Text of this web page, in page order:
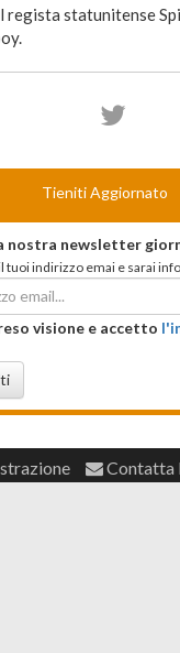
regista statunitense
Tieniti Aggiornato
nostra newsletter
tuoi indirizzo emai e sarai
visione e accetto
Contatta